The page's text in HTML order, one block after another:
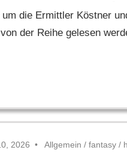
die Ermittler Köstner
der Reihe gelesen
2026 Allgemein /fantasy /